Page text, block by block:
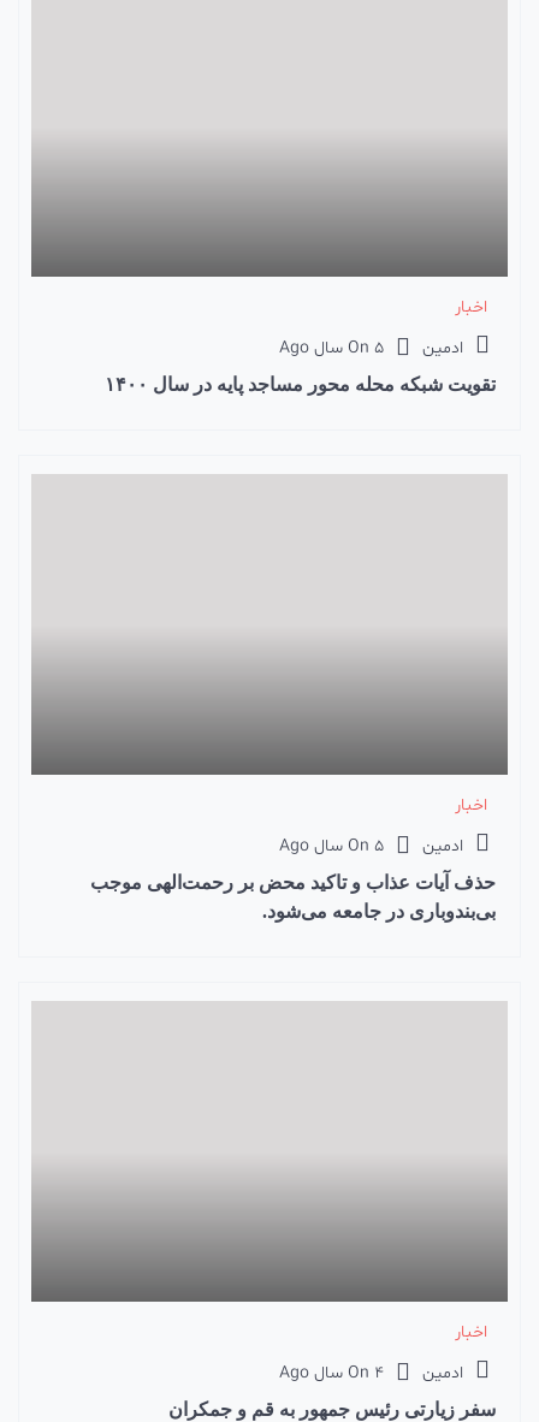
اخبار
ادمین
On 5 سال Ago
تقویت شبکه محله محور مساجد پایه در سال ۱۴۰۰
اخبار
ادمین
On 5 سال Ago
حذف آیات عذاب و تاکید محض بر رحمت‌الهی موجب
بی‌بندوباری در جامعه می‌شود.
اخبار
ادمین
On 4 سال Ago
سفر زیارتی رئیس جمهور به قم و جمکران